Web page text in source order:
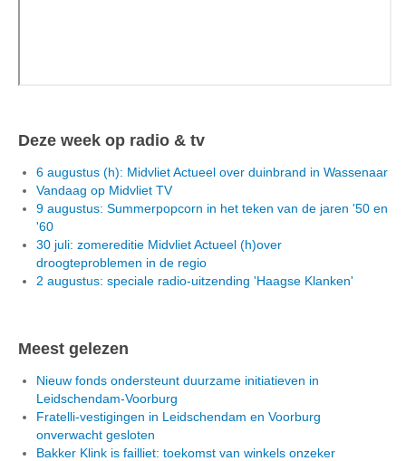
Deze week op radio & tv
6 augustus (h): Midvliet Actueel over duinbrand in Wassenaar
Vandaag op Midvliet TV
9 augustus: Summerpopcorn in het teken van de jaren '50 en
'60
30 juli: zomereditie Midvliet Actueel (h)over
droogteproblemen in de regio
2 augustus: speciale radio-uitzending 'Haagse Klanken'
Meest gelezen
Nieuw fonds ondersteunt duurzame initiatieven in
Leidschendam-Voorburg
Fratelli-vestigingen in Leidschendam en Voorburg
onverwacht gesloten
Bakker Klink is failliet: toekomst van winkels onzeker